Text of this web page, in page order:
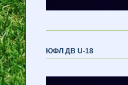
ЮФЛ ДВ U-18